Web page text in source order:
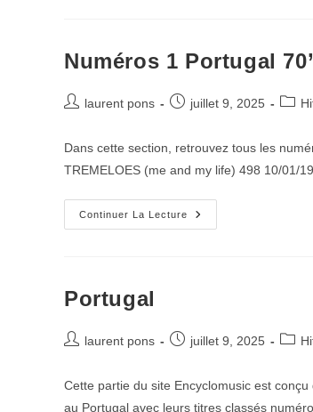
Numéros 1 Portugal
Auteur/autrice
laurent pons
Publication
juillet 9, 2025
Post
Dans cette section, retrouvez tous les
TREMELOES (me and my life) 498 10/01/
Continuer La Lecture
Numéros
1
Portugal
Auteur/autrice
publication :
laurent pons
Publication
juillet 9, 2025
Post
Cette partie du site Encyclomusic est
au Portugal avec leurs titres classés